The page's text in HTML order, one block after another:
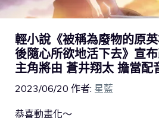
輕小說《被稱為廢物的原
後隨心所欲地活下去》宣
主角將由 蒼井翔太 擔當配
2023/06/20 作者: 星藍
恭喜動畫化～